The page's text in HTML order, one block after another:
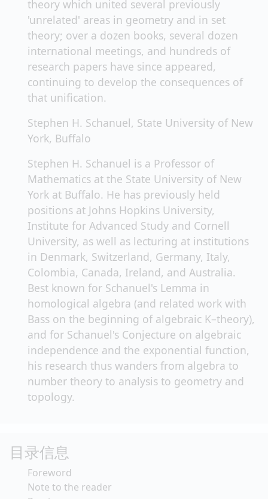
theory which united several previously
'unrelated' areas in geometry and in set
theory; over a dozen books, several dozen
international meetings, and hundreds of
research papers have since appeared,
continuing to develop the consequences of
that unification.
Stephen H. Schanuel, State University of New
York, Buffalo
Stephen H. Schanuel is a Professor of
Mathematics at the State University of New
York at Buffalo. He has previously held
positions at Johns Hopkins University,
Institute for Advanced Study and Cornell
University, as well as lecturing at institutions
in Denmark, Switzerland, Germany, Italy,
Colombia, Canada, Ireland, and Australia.
Best known for Schanuel's Lemma in
homological algebra (and related work with
Bass on the beginning of algebraic K–theory),
and for Schanuel's Conjecture on algebraic
independence and the exponential function,
his research thus wanders from algebra to
number theory to analysis to geometry and
topology.
目录信息
Foreword
Note to the reader